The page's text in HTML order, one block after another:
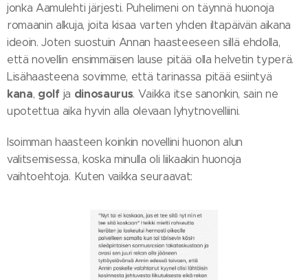
jonka Aamulehti järjesti. Puhelimeni on täynnä huonoja
romaanin alkuja, joita kisaa varten yhden iltapäivän aikana
ideoin. Joten suostuin Annan haasteeseen sillä ehdolla,
että novellin ensimmäisen lause pitää olla helvetin typerä.
Lisähaasteena sovimme, että tarinassa pitää esiintyä
kana, golf ja dinosaurus. Vaikka itse sanonkin, sain ne
upotettua aika hyvin alla olevaan lyhytnovelliini.
Isoimman haasteen koinkin novellini huonon alun
valitsemisessa, koska minulla oli liikaakin huonoja
vaihtoehtoja. Kuten vaikka seuraavat: